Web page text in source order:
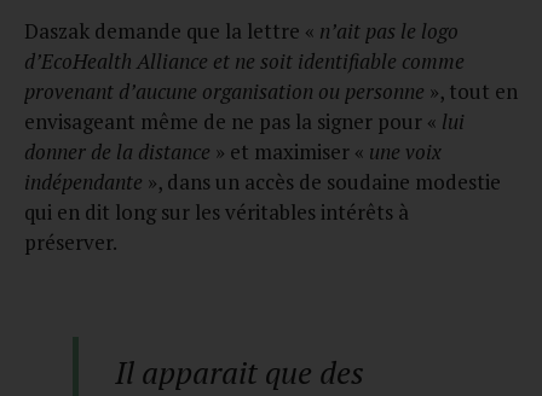
Daszak demande que la lettre « n’ait pas le logo
d’EcoHealth Alliance et ne soit identifiable comme
provenant d’aucune organisation ou personne », tout en
envisageant même de ne pas la signer pour « lui
donner de la distance » et maximiser « une voix
indépendante », dans un accès de soudaine modestie
qui en dit long sur les véritables intérêts à
préserver.
Il apparait que des